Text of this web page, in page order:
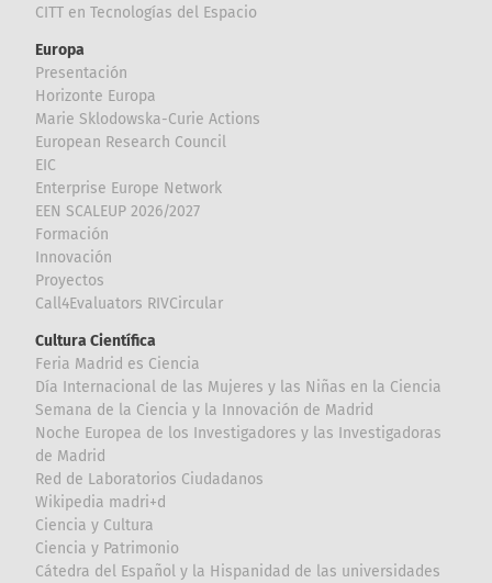
CITT en Tecnologías del Espacio
Europa
Presentación
Horizonte Europa
Marie Sklodowska-Curie Actions
European Research Council
EIC
Enterprise Europe Network
EEN SCALEUP 2026/2027
Formación
Innovación
Proyectos
Call4Evaluators RIVCircular
Cultura Científica
Feria Madrid es Ciencia
Día Internacional de las Mujeres y las Niñas en la Ciencia
Semana de la Ciencia y la Innovación de Madrid
Noche Europea de los Investigadores y las Investigadoras
de Madrid
Red de Laboratorios Ciudadanos
Wikipedia madri+d
Ciencia y Cultura
Ciencia y Patrimonio
Cátedra del Español y la Hispanidad de las universidades